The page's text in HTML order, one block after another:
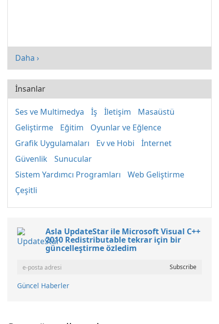
Daha ›
İnsanlar
Ses ve Multimedya İş İletişim
Masaüstü
Geliştirme
Eğitim
Oyunlar ve Eğlence
Grafik Uygulamaları
Ev ve Hobi
İnternet
Güvenlik
Sunucular
Sistem Yardımcı Programları
Web Geliştirme
Çeşitli
Asla UpdateStar ile Microsoft Visual C++
2010 Redistributable tekrar için bir
güncelleştirme özledim
Güncel Haberler